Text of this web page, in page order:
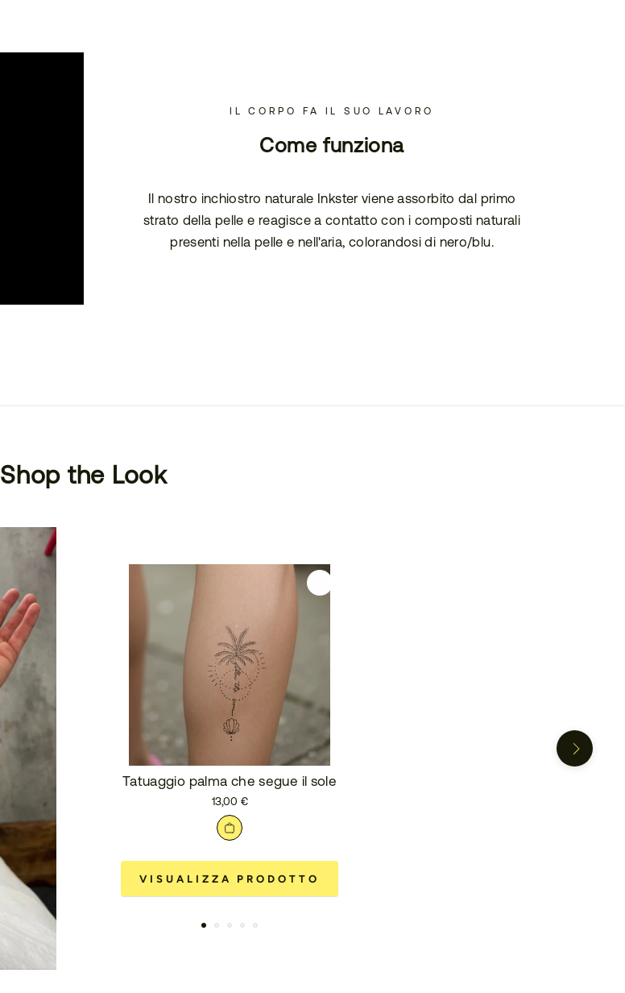
IL CORPO FA IL SUO LAVORO
Come funziona
Il nostro inchiostro naturale Inkster viene assorbito dal primo
strato della pelle e reagisce a contatto con i composti naturali
presenti nella pelle e nell'aria, colorandosi di nero/blu.
Shop the Look
Tatuaggio palma che segue il sole
13,00 €
VISUALIZZA PRODOTTO